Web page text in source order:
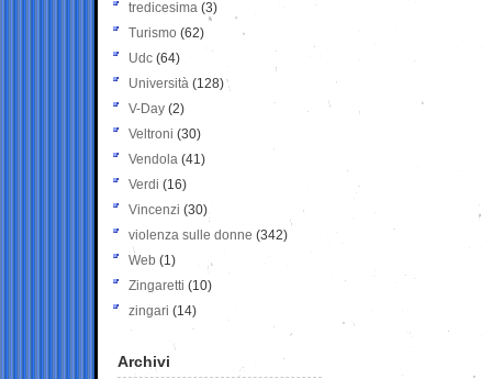
tredicesima (3)
Turismo (62)
Udc (64)
Università (128)
V-Day (2)
Veltroni (30)
Vendola (41)
Verdi (16)
Vincenzi (30)
violenza sulle donne (342)
Web (1)
Zingaretti (10)
zingari (14)
Archivi